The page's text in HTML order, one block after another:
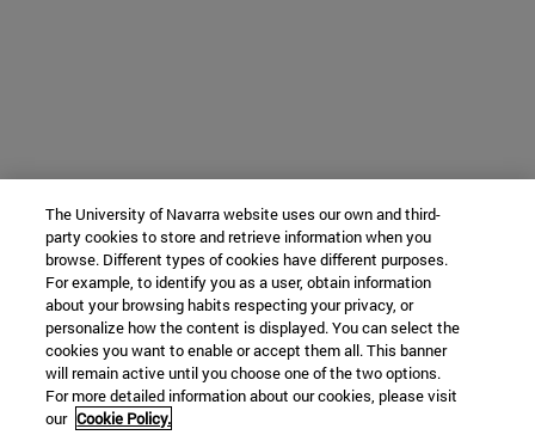
The University of Navarra website uses our own and third-
party cookies to store and retrieve information when you
browse. Different types of cookies have different purposes.
For example, to identify you as a user, obtain information
about your browsing habits respecting your privacy, or
personalize how the content is displayed. You can select the
cookies you want to enable or accept them all. This banner
will remain active until you choose one of the two options.
For more detailed information about our cookies, please visit
our Cookie Policy.